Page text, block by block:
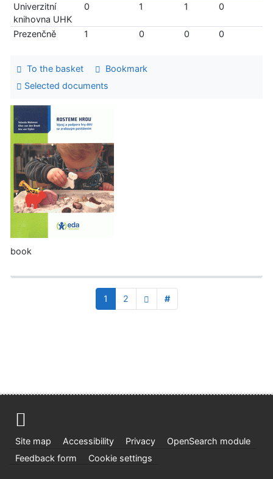
Univerzitní
knihovna UHK
0 1 1 0
Prezenčně 1 0 0 0
To the basket
Bookmark
Selected documents
book
1 2 #
Site map Accessibility Privacy
OpenSearch module
Feedback form
Cookie settings